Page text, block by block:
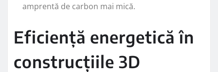
amprentă de carbon mai mică.
Eficiență energetică în
construcțiile 3D